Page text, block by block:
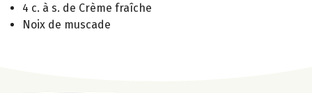
4 c. à s. de Crème fraîche
Noix de muscade